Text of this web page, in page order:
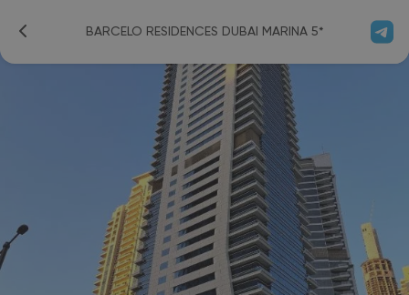
BARCELO RESIDENCES DUBAI MARINA 5*